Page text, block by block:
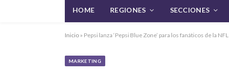
HOME REGIONES SECCIONES
Inicio » Pepsi lanza ‘Pepsi Blue Zone’ para los fanáticos de la NFL
MARKETING